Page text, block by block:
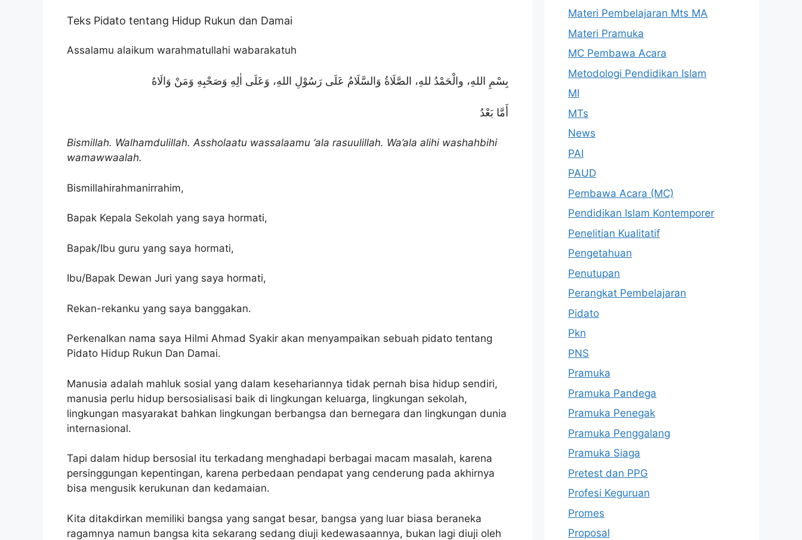
Teks Pidato tentang Hidup Rukun dan Damai
Assalamu alaikum warahmatullahi wabarakatuh
بِسْمِ اللهِ، والْحَمْدُ للهِ، الصَّلَاةُ وَالسَّلَامُ عَلَى رَسُوْلِ اللهِ، وَعَلَى اٰلِهِ وَصَحْبِهِ وَمَنْ وَالَاهُ
أَمَّا بَعْدُ
Bismillah. Walhamdulillah. Assholaatu wassalaamu ‘ala rasuulillah. Wa’ala alihi washahbihi
wamawwaalah.
Bismillahirahmanirrahim,
Bapak Kepala Sekolah yang saya hormati,
Bapak/Ibu guru yang saya hormati,
Ibu/Bapak Dewan Juri yang saya hormati,
Rekan-rekanku yang saya banggakan.
Perkenalkan nama saya Hilmi Ahmad Syakir akan menyampaikan sebuah pidato tentang
Pidato Hidup Rukun Dan Damai.
Manusia adalah mahluk sosial yang dalam kesehariannya tidak pernah bisa hidup sendiri,
manusia perlu hidup bersosialisasi baik di lingkungan keluarga, lingkungan sekolah,
lingkungan masyarakat bahkan lingkungan berbangsa dan bernegara dan lingkungan dunia
internasional.
Tapi dalam hidup bersosial itu terkadang menghadapi berbagai macam masalah, karena
persinggungan kepentingan, karena perbedaan pendapat yang cenderung pada akhirnya
bisa mengusik kerukunan dan kedamaian.
Kita ditakdirkan memiliki bangsa yang sangat besar, bangsa yang luar biasa beraneka
ragamnya namun bangsa kita sekarang sedang diuji kedewasaannya, bukan lagi diuji oleh
Materi Pembelajaran Mts MA
Materi Pramuka
MC Pembawa Acara
Metodologi Pendidikan Islam
MI
MTs
News
PAI
PAUD
Pembawa Acara (MC)
Pendidikan Islam Kontemporer
Penelitian Kualitatif
Pengetahuan
Penutupan
Perangkat Pembelajaran
Pidato
Pkn
PNS
Pramuka
Pramuka Pandega
Pramuka Penegak
Pramuka Penggalang
Pramuka Siaga
Pretest dan PPG
Profesi Keguruan
Promes
Proposal